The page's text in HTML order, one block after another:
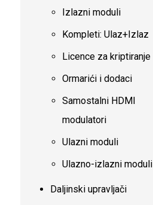
Izlazni moduli
Kompleti: Ulaz+Izlaz
Licence za kriptiranje
Ormarići i dodaci
Samostalni HDMI
modulatori
Ulazni moduli
Ulazno-izlazni moduli
Daljinski upravljači